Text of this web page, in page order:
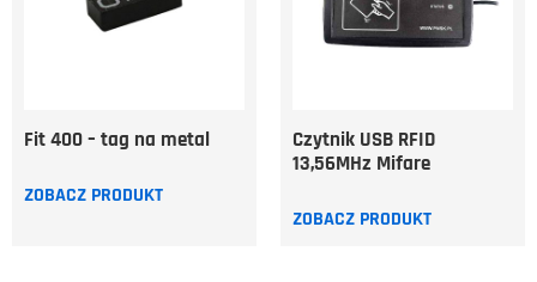
Fit 400 – tag na metal
ZOBACZ PRODUKT
Czytnik USB RFID
13,56MHz Mifare
ZOBACZ PRODUKT